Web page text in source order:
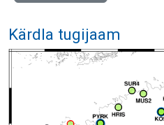
Kärdla tugijaam